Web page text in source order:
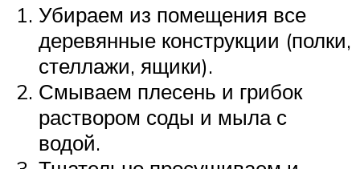
Убираем из помещения все
деревянные конструкции (полки,
стеллажи, ящики).
Смываем плесень и грибок
раствором соды и мыла с
водой.